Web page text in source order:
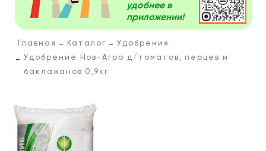
удобнее в
приложении!
Главная Каталог
Удобрения
Удобрение Нов-Агро д/томатов, перцев и
баклажанов 0,9кг